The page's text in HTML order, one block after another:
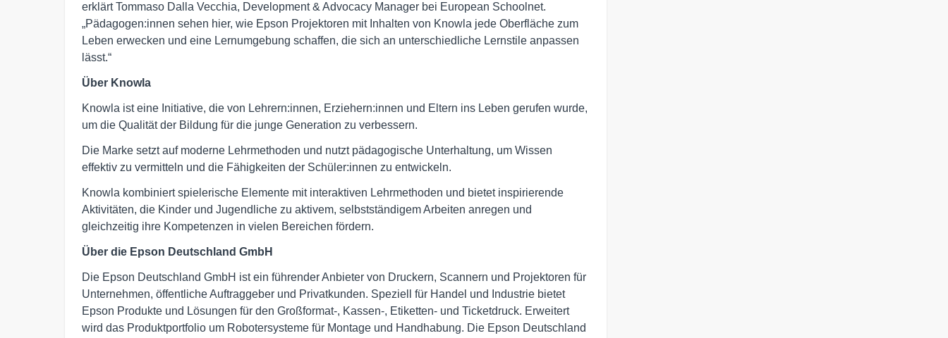
erklärt Tommaso Dalla Vecchia, Development & Advocacy Manager bei European Schoolnet.
„Pädagogen:innen sehen hier, wie Epson Projektoren mit Inhalten von Knowla jede Oberfläche zum
Leben erwecken und eine Lernumgebung schaffen, die sich an unterschiedliche Lernstile anpassen
lässt.“
Über Knowla
Knowla ist eine Initiative, die von Lehrern:innen, Erziehern:innen und Eltern ins Leben gerufen wurde,
um die Qualität der Bildung für die junge Generation zu verbessern.
Die Marke setzt auf moderne Lehrmethoden und nutzt pädagogische Unterhaltung, um Wissen
effektiv zu vermitteln und die Fähigkeiten der Schüler:innen zu entwickeln.
Knowla kombiniert spielerische Elemente mit interaktiven Lehrmethoden und bietet inspirierende
Aktivitäten, die Kinder und Jugendliche zu aktivem, selbstständigem Arbeiten anregen und
gleichzeitig ihre Kompetenzen in vielen Bereichen fördern.
Über die Epson Deutschland GmbH
Die Epson Deutschland GmbH ist ein führender Anbieter von Druckern, Scannern und Projektoren für
Unternehmen, öffentliche Auftraggeber und Privatkunden. Speziell für Handel und Industrie bietet
Epson Produkte und Lösungen für den Großformat-, Kassen-, Etiketten- und Ticketdruck. Erweitert
wird das Produktportfolio um Robotersysteme für Montage und Handhabung. Die Epson Deutschland